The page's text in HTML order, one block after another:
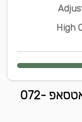
High
הזמנות ושירות לקוחות בוואטסאפ 072-